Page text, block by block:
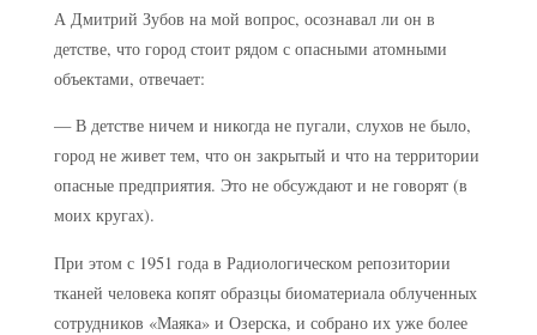
А Дмитрий Зубов на мой вопрос, осознавал ли он в
детстве, что город стоит рядом с опасными атомными
объектами, отвечает:
— В детстве ничем и никогда не пугали, слухов не было,
город не живет тем, что он закрытый и что на территории
опасные предприятия. Это не обсуждают и не говорят (в
моих кругах).
При этом с 1951 года в Радиологическом репозитории
тканей человека копят образцы биоматериала облученных
сотрудников «Маяка» и Озерска, и собрано их уже более